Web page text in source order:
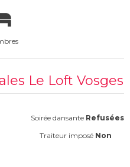
Le Loft Vosges
Soirée dansante Refusées
Traiteur imposé Non